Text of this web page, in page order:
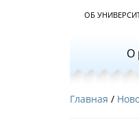
ОБ
О
Главная